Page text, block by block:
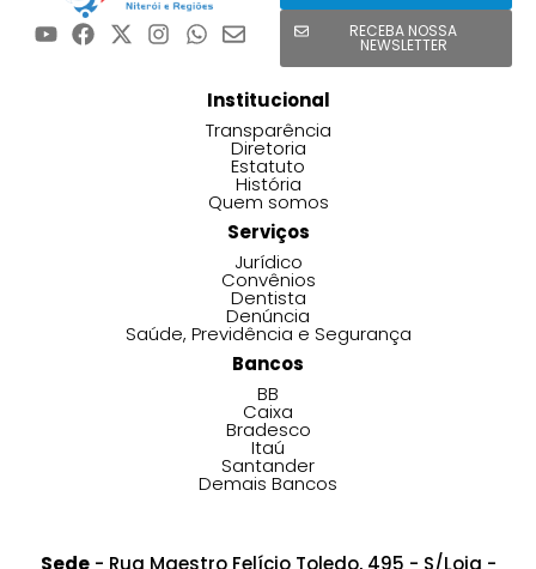
RECEBA NOSSA
NEWSLETTER
Institucional
Transparência
Diretoria
Estatuto
História
Quem somos
Serviços
Jurídico
Convênios
Dentista
Denúncia
Saúde, Previdência e Segurança
Bancos
BB
Caixa
Bradesco
Itaú
Santander
Demais Bancos
Sede- Rua Maestro Felício Toledo, 495 - S/Loja -